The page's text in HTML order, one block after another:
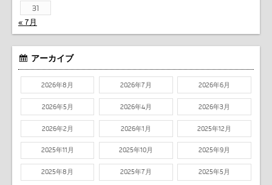
31
« 7月
アーカイブ
2026年8月 2026年7月 2026年6月
2026年5月 2026年4月 2026年3月
2026年2月 2026年1月 2025年12月
2025年11月 2025年10月 2025年9月
2025年8月 2025年7月 2025年5月